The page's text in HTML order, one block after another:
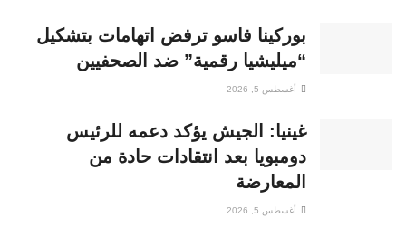
بوركينا فاسو ترفض اتهامات بتشكيل
“ميليشيا رقمية” ضد الصحفيين
أغسطس 5, 2026
غينيا: الجيش يؤكد دعمه للرئيس
دومبويا بعد انتقادات حادة من
المعارضة
أغسطس 5, 2026